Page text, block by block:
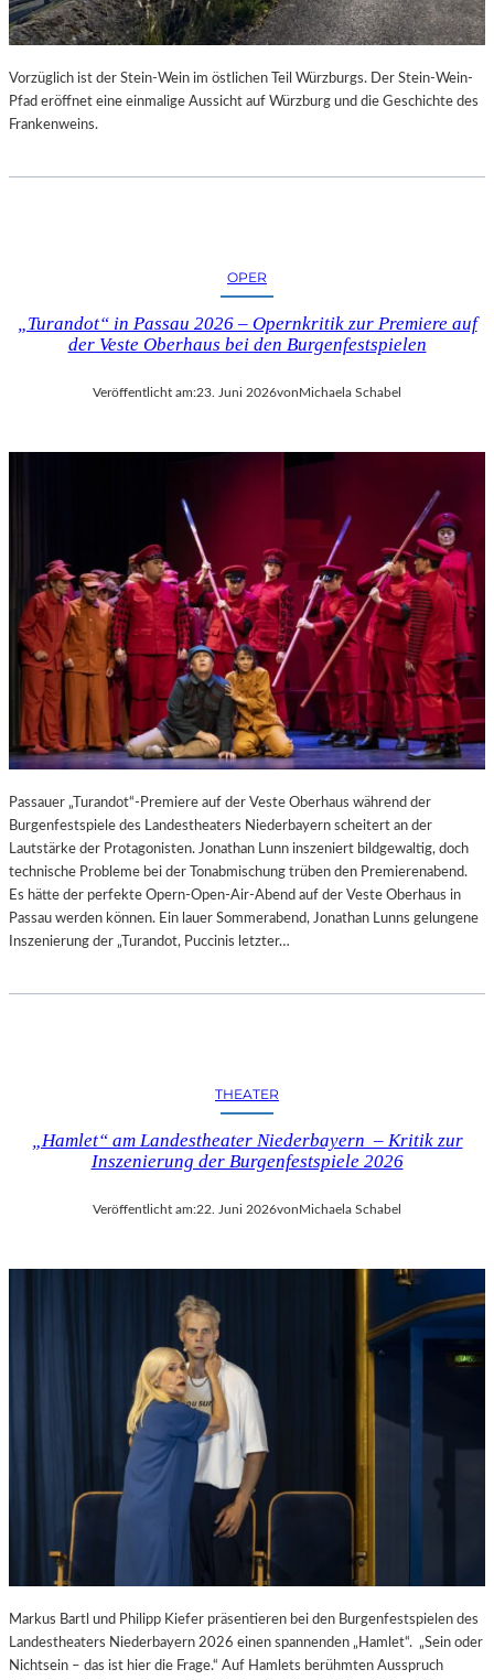
Vorzüglich ist der Stein-Wein im östlichen Teil Würzburgs. Der Stein-Wein-
Pfad eröffnet eine einmalige Aussicht auf Würzburg und die Geschichte des
Frankenweins.
OPER
„Turandot“ in Passau 2026 – Opernkritik zur Premiere auf
der Veste Oberhaus bei den Burgenfestspielen
Veröffentlicht am:23. Juni 2026vonMichaela Schabel
Passauer „Turandot“-Premiere auf der Veste Oberhaus während der
Burgenfestspiele des Landestheaters Niederbayern scheitert an der
Lautstärke der Protagonisten. Jonathan Lunn inszeniert bildgewaltig, doch
technische Probleme bei der Tonabmischung trüben den Premierenabend.
Es hätte der perfekte Opern-Open-Air-Abend auf der Veste Oberhaus in
Passau werden können. Ein lauer Sommerabend, Jonathan Lunns gelungene
Inszenierung der „Turandot, Puccinis letzter…
THEATER
„Hamlet“ am Landestheater Niederbayern – Kritik zur
Inszenierung der Burgenfestspiele 2026
Veröffentlicht am:22. Juni 2026von Michaela Schabel
Markus Bartl und Philipp Kiefer präsentieren bei den Burgenfestspielen des
Landestheaters Niederbayern 2026 einen spannenden „Hamlet“. „Sein oder
Nichtsein – das ist hier die Frage.“ Auf Hamlets berühmten Ausspruch